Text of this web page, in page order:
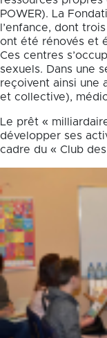
POWER). La
l’enfance, dont
ont été rénovés et
Ces centres
sexuels. Dans une
reçoivent ainsi une
et collective),
Le prêt «
développer ses
cadre du « Club